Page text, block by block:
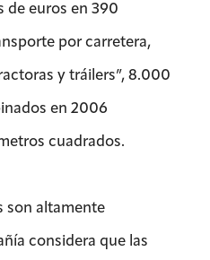
de euros en 390
por carretera,
y tráilers”, 8.000
en 2006
cuadrados.
son altamente
considera que las